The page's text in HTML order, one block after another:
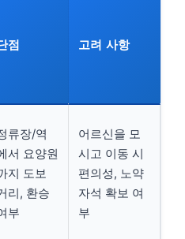
점 고려 사항
류장/역
서 요양원
지 도보
리, 환승
부
어르신을 모
시고 이동 시
편의성, 노약
자석 확보 여
부